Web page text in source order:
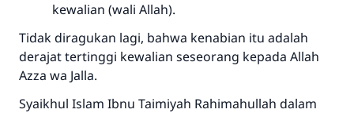
kewalian (wali Allah).
Tidak diragukan lagi, bahwa kenabian itu adalah
derajat tertinggi kewalian seseorang kepada Allah
Azza wa Jalla.
Syaikhul Islam Ibnu Taimiyah Rahimahullah dalam